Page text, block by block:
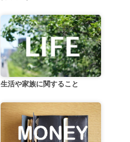
生活や家族に関すること